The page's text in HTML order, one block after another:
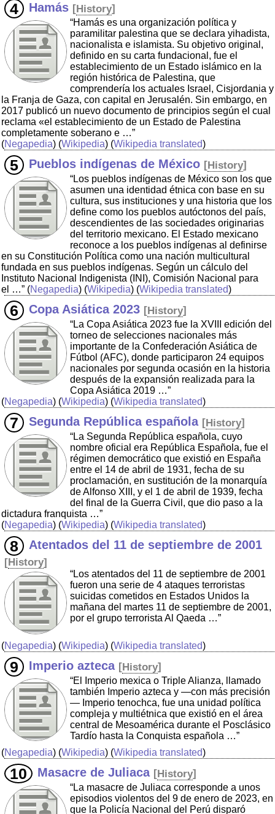
Hamás [History]
“Hamás es una organización política y
paramilitar palestina que se declara yihadista,
nacionalista e islamista. Su objetivo original,
definido en su carta fundacional, fue el
establecimiento de un Estado islámico en la
región histórica de Palestina, que
comprendería los actuales Israel, Cisjordania y
la Franja de Gaza, con capital en Jerusalén. Sin embargo, en
2017 publicó un nuevo documento de principios según el cual
reclama «el establecimiento de un Estado de Palestina
completamente soberano e …”
(Negapedia) (Wikipedia) (Wikipedia translated)
Pueblos indígenas de México [History]
“Los pueblos indígenas de México son los que
asumen una identidad étnica con base en su
cultura, sus instituciones y una historia que los
define como los pueblos autóctonos del país,
descendientes de las sociedades originarias
del territorio mexicano. El Estado mexicano
reconoce a los pueblos indígenas al definirse
en su Constitución Política como una nación multicultural
fundada en sus pueblos indígenas. Según un cálculo del
Instituto Nacional Indigenista (INI), Comisión Nacional para
el …” (Negapedia) (Wikipedia) (Wikipedia translated)
Copa Asiática 2023 [History]
“La Copa Asiática 2023 fue la XVIII edición del
torneo de selecciones nacionales más
importante de la Confederación Asiática de
Fútbol (AFC), donde participaron 24 equipos
nacionales por segunda ocasión en la historia
después de la expansión realizada para la
Copa Asiática 2019 …”
(Negapedia) (Wikipedia) (Wikipedia translated)
Segunda República española [History]
“La Segunda República española, cuyo
nombre oficial era República Española, fue el
régimen democrático que existió en España
entre el 14 de abril de 1931, fecha de su
proclamación, en sustitución de la monarquía
de Alfonso XIII, y el 1 de abril de 1939, fecha
del final de la Guerra Civil, que dio paso a la
dictadura franquista …”
(Negapedia) (Wikipedia) (Wikipedia translated)
Atentados del 11 de septiembre de 2001
[History]
“Los atentados del 11 de septiembre de 2001
fueron una serie de 4 ataques terroristas
suicidas cometidos en Estados Unidos la
mañana del martes 11 de septiembre de 2001,
por el grupo terrorista Al Qaeda …”
(Negapedia) (Wikipedia) (Wikipedia translated)
Imperio azteca [History]
“El Imperio mexica o Triple Alianza, llamado
también Imperio azteca y —con más precisión
— Imperio tenochca, fue una unidad política
compleja y multiétnica que existió en el área
central de Mesoamérica durante el Posclásico
Tardío hasta la Conquista española …”
(Negapedia) (Wikipedia) (Wikipedia translated)
Masacre de Juliaca [History]
“La masacre de Juliaca corresponde a unos
episodios violentos del 9 de enero de 2023, en
que la Policía Nacional del Perú disparó